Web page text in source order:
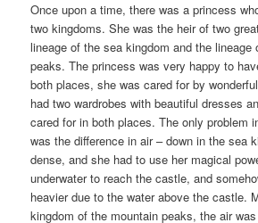
Once upon a time, there was a princess
two kingdoms. She was the heir of two
lineage of the sea kingdom and the lineage
peaks. The princess was very happy to
both places, she was cared for by
had two wardrobes with beautiful dresses
cared for in both places. The only problem
was the difference in air – down in the sea
dense, and she had to use her magical
underwater to reach the castle, and
heavier due to the water above the castle.
kingdom of the mountain peaks, the air